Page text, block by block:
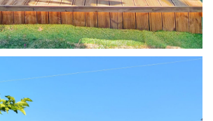
LAMELLARE, RIVESTIMENTO IN